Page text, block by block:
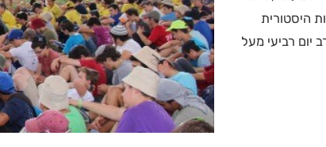
היסטורית
יום רביעי מעל